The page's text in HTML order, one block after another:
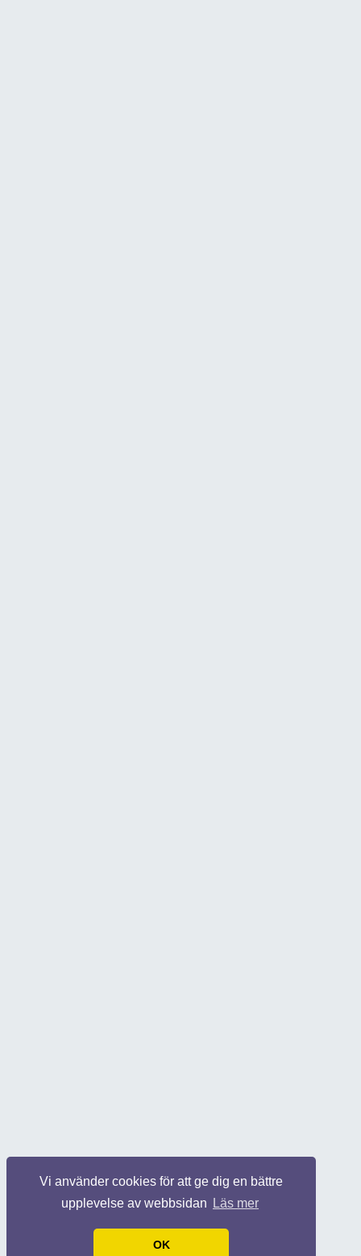
Vi använder cookies för att ge dig en bättre
upplevelse av webbsidan
Läs mer
OK